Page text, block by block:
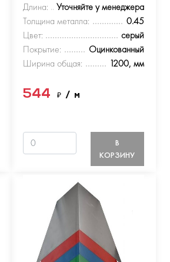
Длина:
Уточняйте у менеджера
Толщина металла:
0.45
Цвет:
серый
Покрытие:
Оцинкованный
Ширина общая:
1200, мм
544 ₽ / м
В
КОРЗИНУ